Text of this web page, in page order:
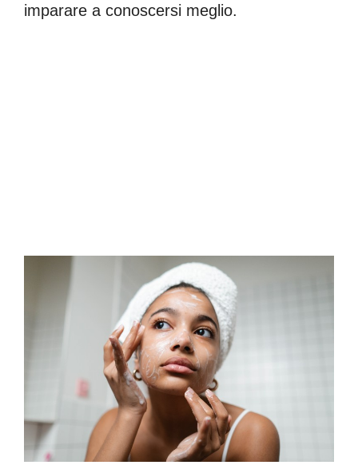
imparare a conoscersi meglio.